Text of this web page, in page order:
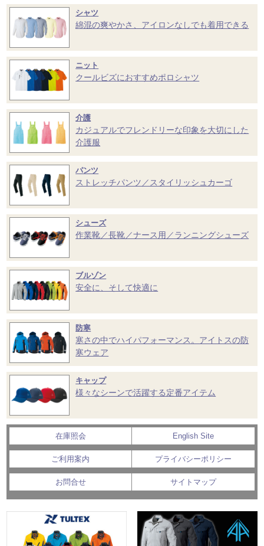
シャツ
綿混の爽やかさ、アイロンなしでも着用できる
ニット
クールビズにおすすめポロシャツ
介護
カジュアルでフレンドリーな印象を大切にした
介護服
パンツ
ストレッチパンツ／スタイリッシュカーゴ
シューズ
作業靴／長靴／ナース用／ランニングシューズ
ブルゾン
安全に、そして快適に
防寒
寒さの中でハイパフォーマンス。アイトスの防
寒ウェア
キャップ
様々なシーンで活躍する定番アイテム
在庫照会 English Site
ご利用案内 プライバシーポリシー
お問合せ サイトマップ